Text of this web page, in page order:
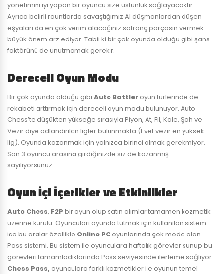
yönetimini iyi yapan bir oyuncu size üstünlük sağlayacaktır.
Ayrıca belirli rauntlarda savaştığımız AI düşmanlardan düşen
eşyaları da en çok verim alacağınız satranç parçasın vermek
büyük önem arz ediyor. Tabii ki bir çok oyunda olduğu gibi şans
faktörünü de unutmamak gerekir.
Dereceli Oyun Modu
Bir çok oyunda olduğu gibi Auto Battler oyun türlerinde de
rekabeti arttırmak için dereceli oyun modu bulunuyor. Auto
Chess’te düşükten yükseğe sırasıyla Piyon, At, Fil, Kale, Şah ve
Vezir diye adlandırılan ligler bulunmakta (Evet vezir en yüksek
lig). Oyunda kazanmak için yalnızca birinci olmak gerekmiyor.
Son 3 oyuncu arasına girdiğinizde siz de kazanmış
sayılıyorsunuz.
Oyun İçi İçerikler ve Etkinlikler
Auto Chess, F2P bir oyun olup satın alımlar tamamen kozmetik
üzerine kurulu. Oyuncuları oyunda tutmak için kullanılan sistem
ise bu aralar özellikle Online PC oyunlarında çok moda olan
Pass sistemi. Bu sistem ile oyunculara haftalık görevler sunup bu
görevleri tamamladıklarında Pass seviyesinde ilerleme sağlıyor.
Chess Pass, oyunculara farklı kozmetikler ile oyunun temel